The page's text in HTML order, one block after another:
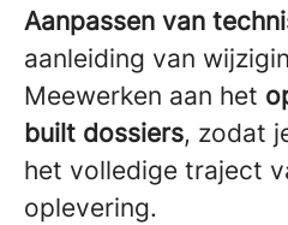
Aanpassen van
aanleiding van
Meewerken aan het
built dossiers, zodat
het volledige traject
oplevering.